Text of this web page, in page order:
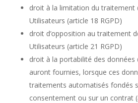
droit à la limitation du traitement
Utilisateurs (article 18 RGPD)
droit d’opposition au traitement
Utilisateurs (article 21 RGPD)
droit à la portabilité des données
auront fournies, lorsque ces
traitements automatisés fondés
consentement ou sur un contrat